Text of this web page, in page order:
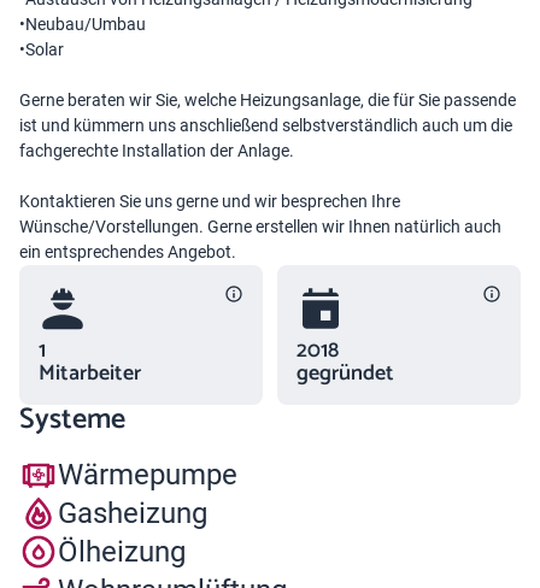
•Neubau/Umbau
•Solar
Gerne beraten wir Sie, welche Heizungsanlage, die für Sie passende
ist und kümmern uns anschließend selbstverständlich auch um die
fachgerechte Installation der Anlage.
Kontaktieren Sie uns gerne und wir besprechen Ihre
Wünsche/Vorstellungen. Gerne erstellen wir Ihnen natürlich auch
ein entsprechendes Angebot.
1
Mitarbeiter
2018
gegründet
Systeme
Wärmepumpe
Gasheizung
Ölheizung